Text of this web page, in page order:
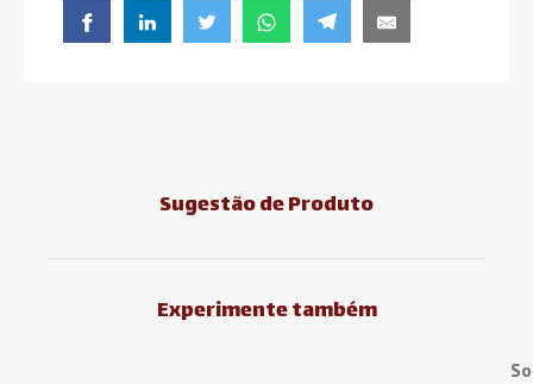
Sugestão de Produto
Experimente também